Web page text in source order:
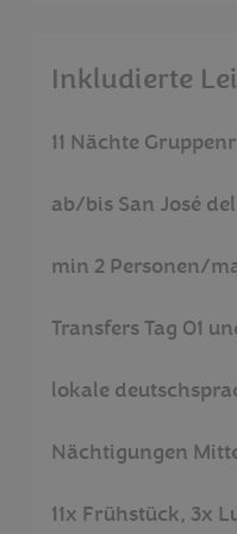
Inkludierte
11 Nächte
ab/bis San José
min 2 Personen/
Transfers Tag 01
lokale
Nächtigungen
11x Frühstück, 3x